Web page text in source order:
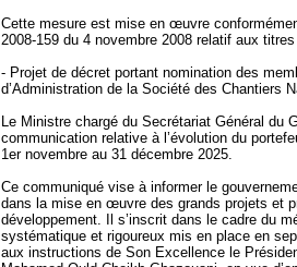
Cette mesure est mise en œuvre
2008-159 du 4 novembre 2008 relatif aux
‐ Projet de décret portant nomination des
d’Administration de la Société des Chantiers
Le Ministre chargé du Secrétariat Général du
communication relative à l’évolution du
1er novembre au 31 décembre 2025.
Ce communiqué vise à informer le
dans la mise en œuvre des grands projets et
développement. Il s’inscrit dans le cadre du
systématique et rigoureux mis en place en
aux instructions de Son Excellence le